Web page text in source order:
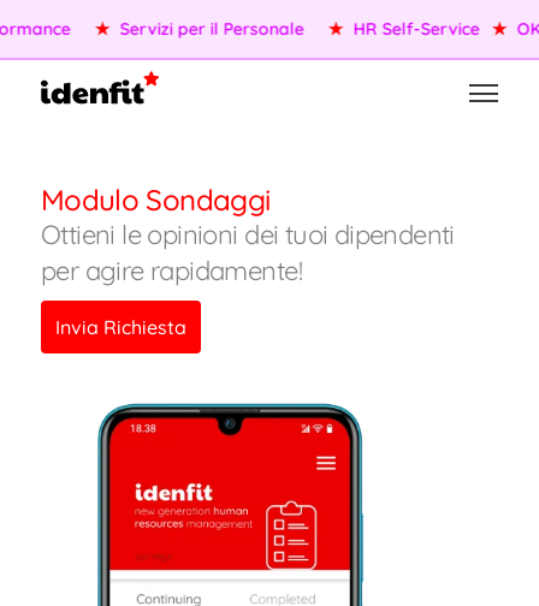
★ Servizi per il Personale ★ HR Self-Service ★
Modulo Sondaggi
Ottieni le opinioni dei tuoi dipendenti
per agire rapidamente!
Invia Richiesta